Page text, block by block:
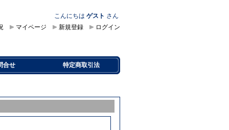
こんにちは ゲスト さん
ログイン
新規登録
マイページ
合せ 特定商取引法